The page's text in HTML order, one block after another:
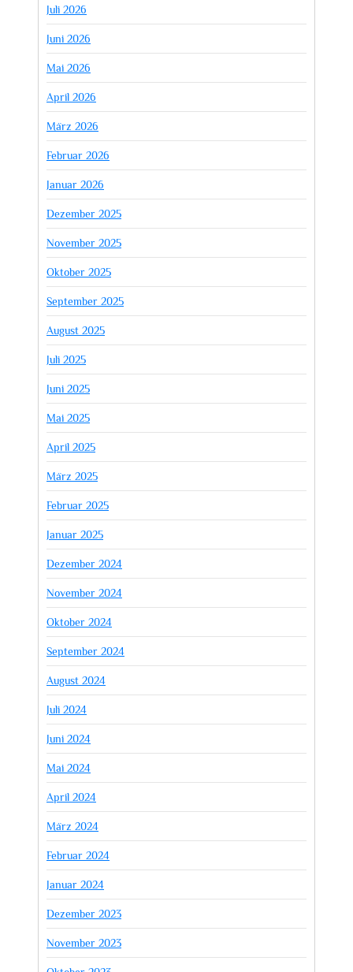
Juli 2026
Juni 2026
Mai 2026
April 2026
März 2026
Februar 2026
Januar 2026
Dezember 2025
November 2025
Oktober 2025
September 2025
August 2025
Juli 2025
Juni 2025
Mai 2025
April 2025
März 2025
Februar 2025
Januar 2025
Dezember 2024
November 2024
Oktober 2024
September 2024
August 2024
Juli 2024
Juni 2024
Mai 2024
April 2024
März 2024
Februar 2024
Januar 2024
Dezember 2023
November 2023